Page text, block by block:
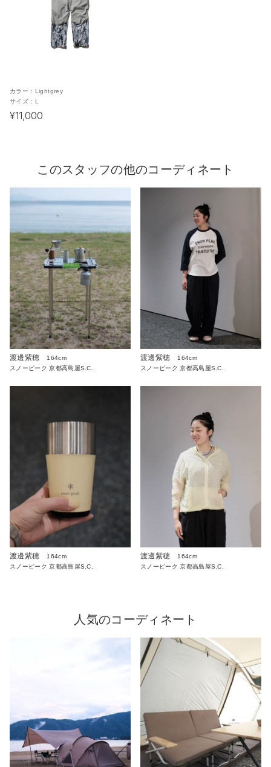
カラー： Lightgrey
サイズ： L
¥11,000
このスタッフの他のコーディネート
渡邊紫穂
164cm
スノーピーク 京都高島屋S.C.
渡邊紫穂
164cm
スノーピーク 京都高島屋S.C.
渡邊紫穂
164cm
スノーピーク 京都高島屋S.C.
渡邊紫穂
164cm
スノーピーク 京都高島屋S.C.
人気のコーディネート